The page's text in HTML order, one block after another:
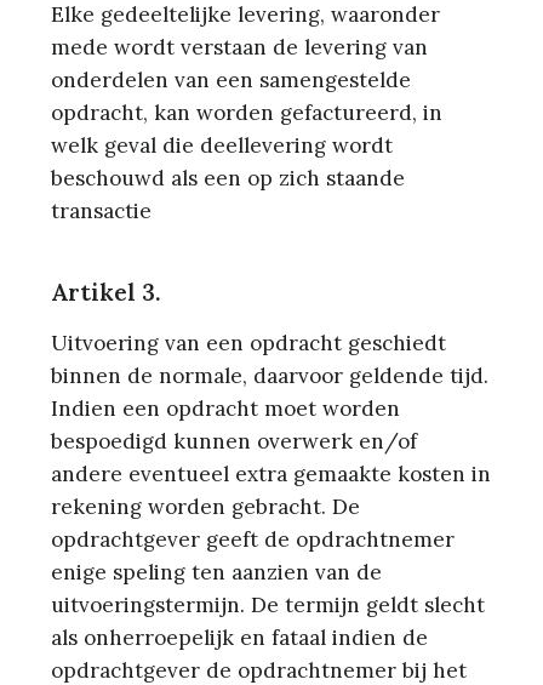
Elke gedeeltelijke levering, waaronder
mede wordt verstaan de levering van
onderdelen van een samengestelde
opdracht, kan worden gefactureerd, in
welk geval die deellevering wordt
beschouwd als een op zich staande
transactie
Artikel 3.
Uitvoering van een opdracht geschiedt
binnen de normale, daarvoor geldende tijd.
Indien een opdracht moet worden
bespoedigd kunnen overwerk en/of
andere eventueel extra gemaakte kosten in
rekening worden gebracht. De
opdrachtgever geeft de opdrachtnemer
enige speling ten aanzien van de
uitvoeringstermijn. De termijn geldt slecht
als onherroepelijk en fataal indien de
opdrachtgever de opdrachtnemer bij het